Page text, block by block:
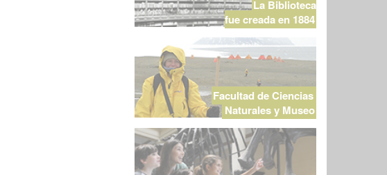
La Biblioteca
fue creada en 1884
Facultad de Ciencias
Naturales y Museo